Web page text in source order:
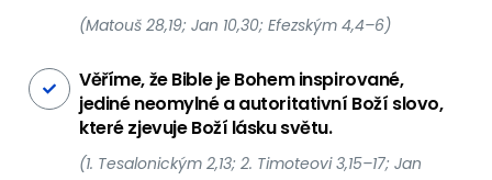
(Matouš 28,19; Jan 10,30; Efezským 4,4–6)
Věříme, že Bible je Bohem inspirované,
jediné neomylné a autoritativní Boží slovo,
které zjevuje Boží lásku světu.
(1. Tesalonickým 2,13; 2. Timoteovi 3,15–17; Jan